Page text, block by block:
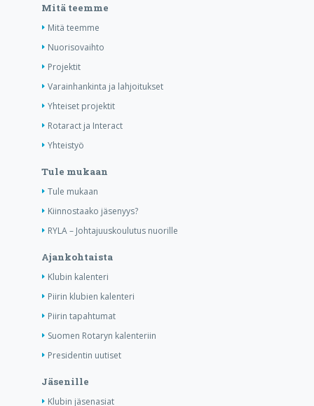
Mitä teemme
Mitä teemme
Nuorisovaihto
Projektit
Varainhankinta ja lahjoitukset
Yhteiset projektit
Rotaract ja Interact
Yhteistyö
Tule mukaan
Tule mukaan
Kiinnostaako jäsenyys?
RYLA – Johtajuuskoulutus nuorille
Ajankohtaista
Klubin kalenteri
Piirin klubien kalenteri
Piirin tapahtumat
Suomen Rotaryn kalenteriin
Presidentin uutiset
Jäsenille
Klubin jäsenasiat